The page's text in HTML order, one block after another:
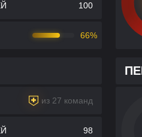
100
66%
из 27 команд
98